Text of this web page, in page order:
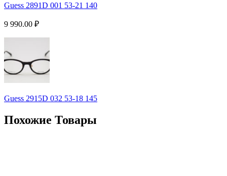
Guess 2891D 001 53-21 140
9 990.00 ₽
Guess 2915D 032 53-18 145
Похожие Товары